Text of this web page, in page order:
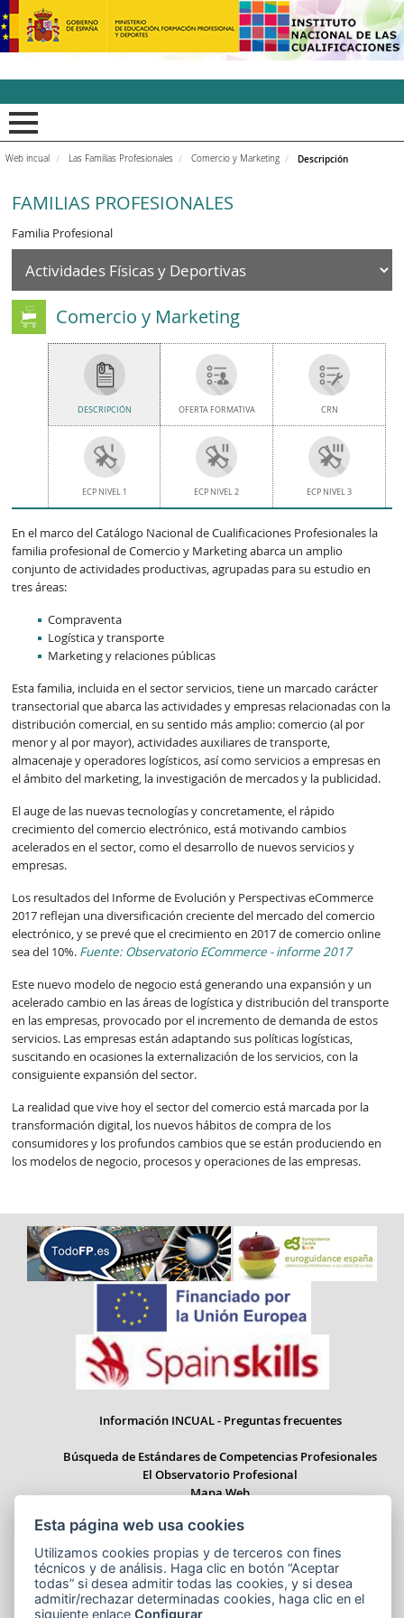
INCUAl - Instituto
Web incual Las Familias Profesionales Comercio y Marketing Descripción
FAMILIAS PROFESIONALES
Familia Profesional
Comercio y Marketing
DESCRIPCIÓN OFERTA FORMATIVA CRN
ECP NIVEL 1 ECP NIVEL 2 ECP NIVEL 3
En el marco del Catálogo Nacional de Cualificaciones Profesionales la
familia profesional de Comercio y Marketing abarca un amplio
conjunto de actividades productivas, agrupadas para su estudio en
tres áreas:
Compraventa
Logística y transporte
Marketing y relaciones públicas
Esta familia, incluida en el sector servicios, tiene un marcado carácter
transectorial que abarca las actividades y empresas relacionadas con la
distribución comercial, en su sentido más amplio: comercio (al por
menor y al por mayor), actividades auxiliares de transporte,
almacenaje y operadores logísticos, así como servicios a empresas en
el ámbito del marketing, la investigación de mercados y la publicidad.
El auge de las nuevas tecnologías y concretamente, el rápido
crecimiento del comercio electrónico, está motivando cambios
acelerados en el sector, como el desarrollo de nuevos servicios y
empresas.
Los resultados del Informe de Evolución y Perspectivas eCommerce
2017 reflejan una diversificación creciente del mercado del comercio
electrónico, y se prevé que el crecimiento en 2017 de comercio online
sea del 10%. Fuente: Observatorio ECommerce - informe 2017
Este nuevo modelo de negocio está generando una expansión y un
acelerado cambio en las áreas de logística y distribución del transporte
en las empresas, provocado por el incremento de demanda de estos
servicios. Las empresas están adaptando sus políticas logísticas,
suscitando en ocasiones la externalización de los servicios, con la
consiguiente expansión del sector.
La realidad que vive hoy el sector del comercio está marcada por la
transformación digital, los nuevos hábitos de compra de los
consumidores y los profundos cambios que se están produciendo en
los modelos de negocio, procesos y operaciones de las empresas.
Información INCUAL - Preguntas frecuentes
Búsqueda de Estándares de Competencias Profesionales
El Observatorio Profesional
Mapa Web
Paseo del Prado 28, 1ª Planta - 28014 Madrid
Correo electrónico: informacion.incual@educacion.gob.es
Esta página web usa cookies
Utilizamos cookies propias y de terceros con fines
técnicos y de análisis. Haga clic en botón “Aceptar
todas” si desea admitir todas las cookies, y si desea
admitir/rechazar determinadas cookies, haga clic en el
siguiente enlaceConfigurar